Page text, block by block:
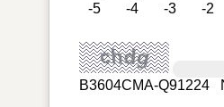
-5 -4 -3 -2
B3604CMA-Q91224